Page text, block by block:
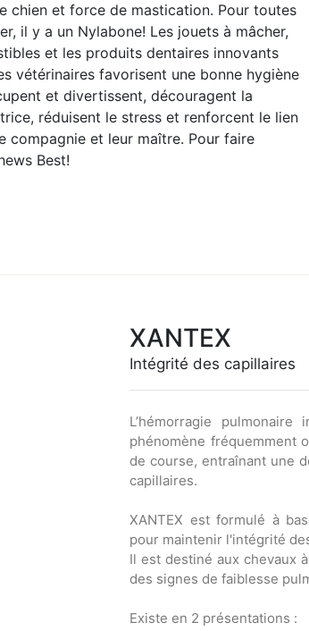
chien et force de mastication. Pour toutes
il y a un Nylabone! Les jouets à mâcher,
et les produits dentaires innovants
vétérinaires favorisent une bonne hygiène
et divertissent, découragent la
réduisent le stress et renforcent le lien
compagnie et leur maître. Pour faire
Best!
XANTEX
Intégrité des capillaires
L’hémorragie
phénomène fréquemment
de course, entraînant une
capillaires.
XANTEX est formulé à
pour maintenir l'intégrité
Il est destiné aux chevaux
des signes de faiblesse
Existe en 2 présentations :